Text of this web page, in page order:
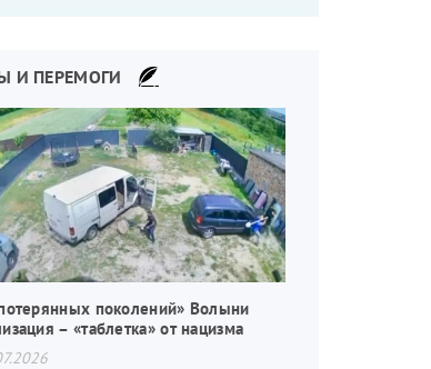
И ПЕРЕМОГИ
поколений» Волыни
– «таблетка» от нацизма